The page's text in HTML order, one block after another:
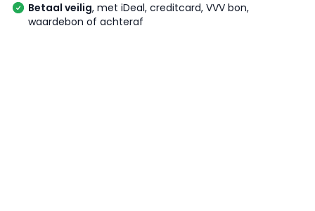
Betaal veilig, met iDeal, creditcard, VVV bon,
waardebon of achteraf